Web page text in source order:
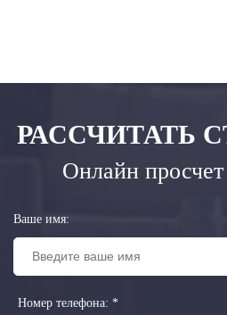
РАССЧИТАТЬ
Онлайн
Ваше имя:
Номер телефона: *